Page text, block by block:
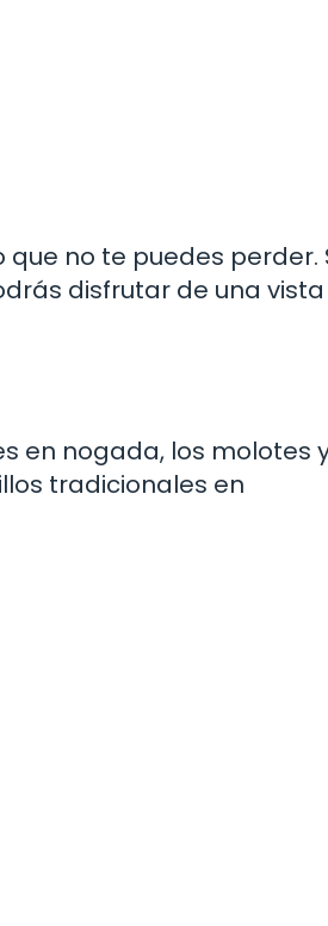
no te puedes perder.
disfrutar de una vista
en nogada, los molotes
tradicionales en